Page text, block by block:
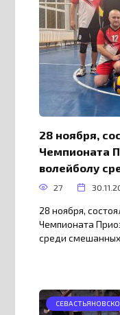
28 ноября,
Чемпионата
волейболу
27
28 ноября,
Чемпионата
среди